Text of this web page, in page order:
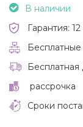
В наличии
Гарантия:
Бесплатная
рассрочка
Сроки